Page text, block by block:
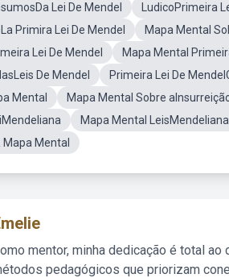
Lei De Mendel
LudicoPrimeira
Primira Lei De Mendel
Mapa Mental
Lei De Mendel
Mapa Mental
De Mendel
Primeira Lei De
Mental
Mapa Mental Sobre
Mapa Mental
Mapa Mental
mentor, minha dedicação é total
pedagógicos que priorizam